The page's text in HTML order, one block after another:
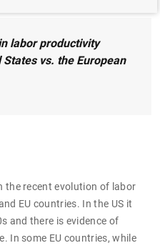
labor productivity
vs. the European
the recent evolution of labor
EU countries. In the US it
and there is evidence of
In some EU countries, while